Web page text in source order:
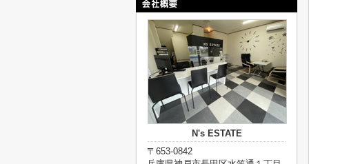
N's ESTATE
〒653-0842